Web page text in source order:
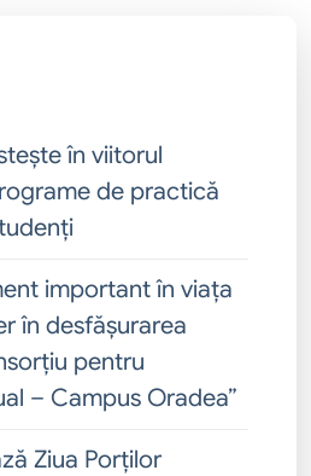
în viitorul
de practică
important în viața
în desfășurarea
pentru
– Campus Oradea”
Ziua Porților